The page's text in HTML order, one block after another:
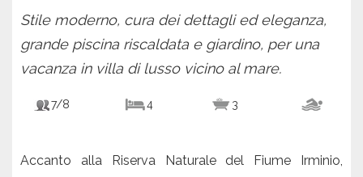
Stile moderno, cura dei dettagli ed eleganza,
grande piscina riscaldata e giardino, per una
vacanza in villa di lusso vicino al mare.
7/8 4 3
Accanto alla Riserva Naturale del Fiume Irminio,